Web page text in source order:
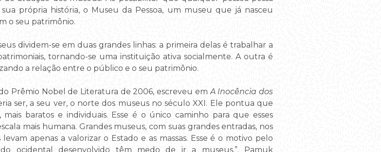
própria história, o Museu da Pessoa, um museu que já nasceu
o seu patrimônio.
dividem-se em duas grandes linhas: a primeira delas é trabalhar a
tornando-se uma instituição ativa socialmente. A outra é
a relação entre o público e o seu patrimônio.
Prêmio Nobel de Literatura de 2006, escreveu emA Inocência dos
ser, a seu ver, o norte dos museus no século XXI. Ele pontua que
baratos e individuais. Esse é o único caminho para que esses
mais humana. Grandes museus, com suas grandes entradas, nos
apenas a valorizar o Estado e as massas. Esse é o motivo pelo
ocidental desenvolvido têm medo de ir a museus.”. Pamuk